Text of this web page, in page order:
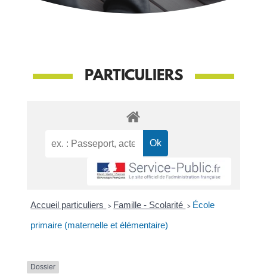
PARTICULIERS
Accueil particuliers > Famille - Scolarité > École
primaire (maternelle et élémentaire)
Dossier